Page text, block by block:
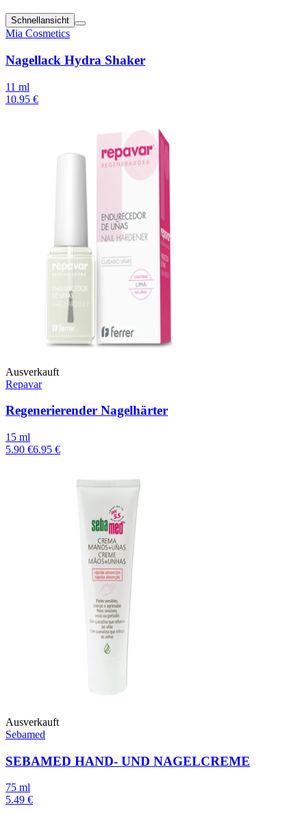
Schnellansicht
Mia Cosmetics
Nagellack Hydra Shaker
11 ml
10.95 €
Ausverkauft
Repavar
Regenerierender Nagelhärter
15 ml
5.90 €6.95 €
Ausverkauft
Sebamed
SEBAMED HAND- UND NAGELCREME
75 ml
5.49 €